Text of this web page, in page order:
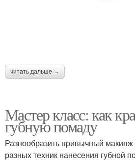
Помады в течение
читать дальше →
Мастер класс: как
губную помаду
Разнообразить привычный
разных техник нанесения губной